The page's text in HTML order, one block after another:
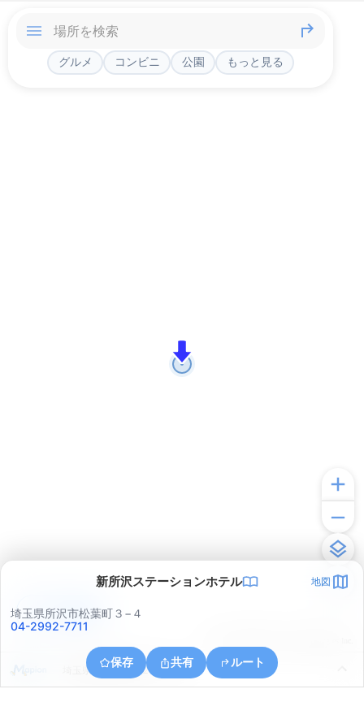
グルメ コンビニ 公園 もっと見る
新所沢ステーションホテル 地図
埼玉県所沢市松葉町３−４
04-2992-7711
保存 共有 ルート
埼玉県所沢市緑町２丁目１１
アプリで見る